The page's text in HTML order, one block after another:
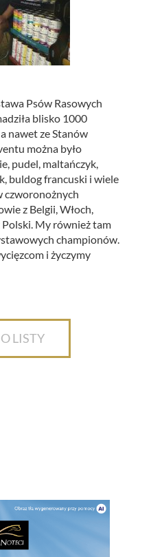
Psów Rasowych
blisko 1000
nawet ze Stanów
można było
pudel, maltańczyk,
buldog francuski i wiele
czworonożnych
z Belgii, Włoch,
Polski. My również tam
championów.
i życzymy
LISTY